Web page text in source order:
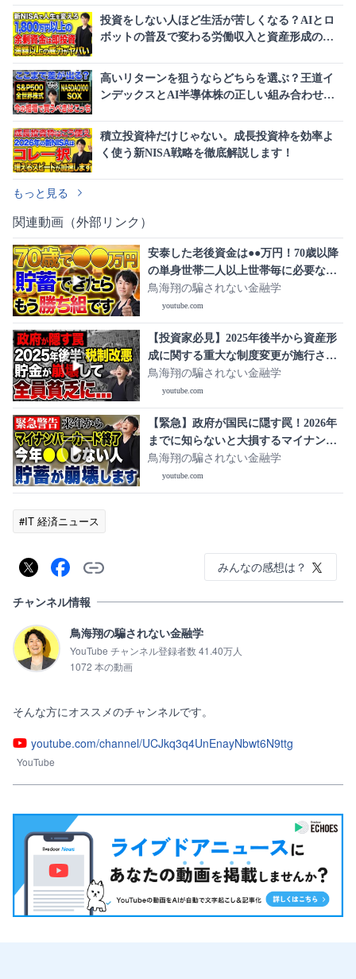
投資をしない人ほど生活が苦しくなる？AIとロ
ボットの普及で変わる労働収入と資産形成の常
高いリターンを狙うならどちらを選ぶ？王道イ
ンデックスとAI半導体株の正しい組み合わせを
積立投資枠だけじゃない。成長投資枠を効率よ
く使う新NISA戦略を徹底解説します！
もっと見る
関連動画（外部リンク）
安泰した老後資金は●●万円！70歳以降
の単身世帯二人以上世帯毎に必要な老
後資金をシミュレーションして紹介し
ます！
鳥海翔の騙されない金融学
youtube.com
【投資家必見】2025年後半から資産形
成に関する重大な制度変更が施行され
ます！老後資金が今後貯めにくくなる
かもしれません...
鳥海翔の騙されない金融学
youtube.com
【緊急】政府が国民に隠す罠！2026年
までに知らないと大損するマイナンバ
ーカードの真実について解説します！
鳥海翔の騙されない金融学
youtube.com
#IT 経済ニュース
みんなの感想は？
チャンネル情報
鳥海翔の騙されない金融学
YouTube チャンネル登録者数 41.40万人
1072 本の動画
そんな方にオススメのチャンネルです。
youtube.com/channel/UCJkq3q4UnEnayNbwt6N9ttg
YouTube